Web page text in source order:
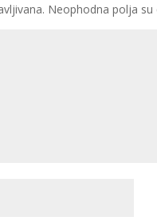
Neophodna polja